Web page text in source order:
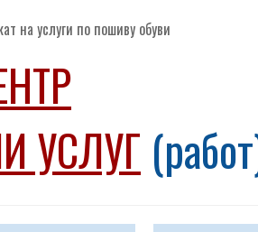
на услуги по пошиву обуви
УСЛУГ